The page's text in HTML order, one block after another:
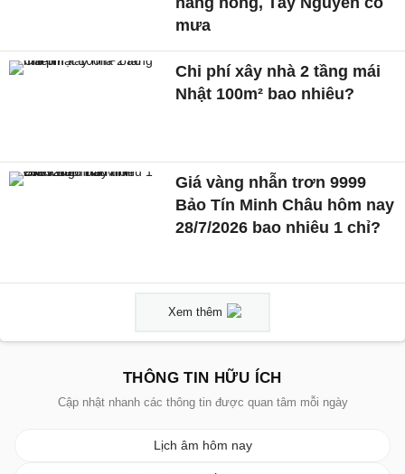
mưa
Chi phí xây nhà 2 tầng mái
Nhật 100m² bao nhiêu?
Giá vàng nhẫn trơn 9999
Bảo Tín Minh Châu hôm nay
28/7/2026 bao nhiêu 1 chỉ?
Xem thêm
THÔNG TIN HỮU ÍCH
Cập nhật nhanh các thông tin được quan tâm mỗi ngày
Lịch âm hôm nay